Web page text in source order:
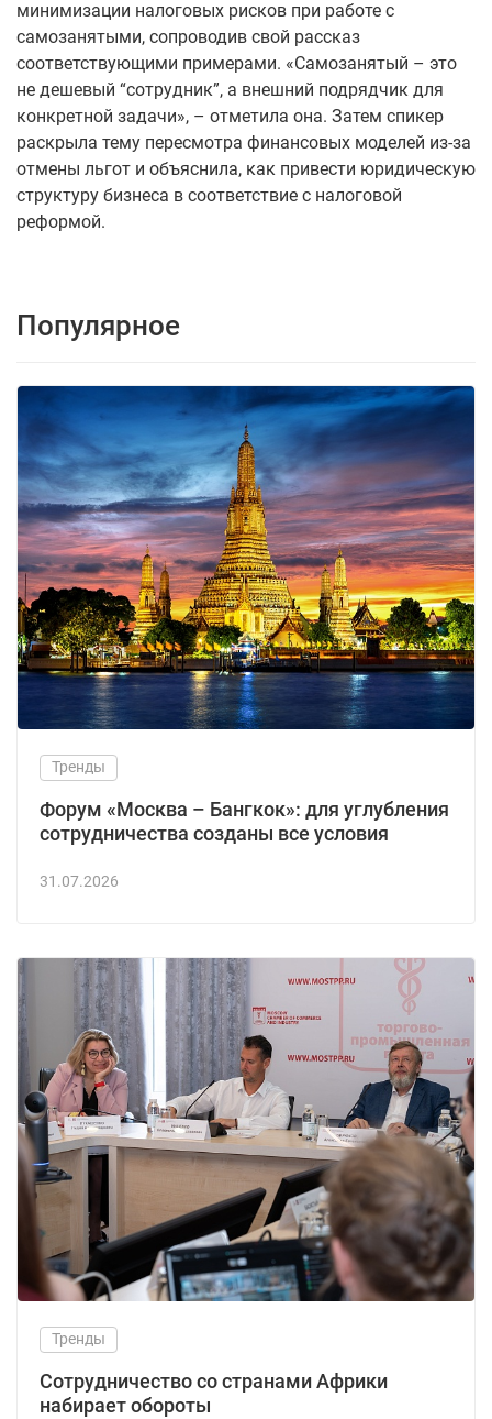
минимизации налоговых рисков при работе с
самозанятыми, сопроводив свой рассказ
соответствующими примерами. «Самозанятый – это
не дешевый “сотрудник”, а внешний подрядчик для
конкретной задачи», – отметила она. Затем спикер
раскрыла тему пересмотра финансовых моделей из-за
отмены льгот и объяснила, как привести юридическую
структуру бизнеса в соответствие с налоговой
реформой.
Популярное
Тренды
Форум «Москва – Бангкок»: для углубления
сотрудничества созданы все условия
31.07.2026
Тренды
Сотрудничество со странами Африки
набирает обороты